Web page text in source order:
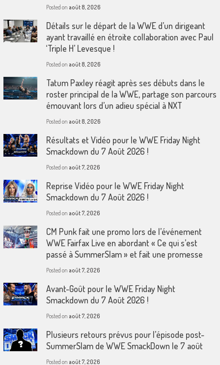
Posted on août 8, 2026
Détails sur le départ de la WWE d’un dirigeant
ayant travaillé en étroite collaboration avec Paul
‘Triple H’ Levesque !
Posted on août 8, 2026
Tatum Paxley réagit après ses débuts dans le
roster principal de la WWE, partage son parcours
émouvant lors d’un adieu spécial à NXT
Posted on août 8, 2026
Résultats et Vidéo pour le WWE Friday Night
Smackdown du 7 Août 2026 !
Posted on août 7, 2026
Reprise Vidéo pour le WWE Friday Night
Smackdown du 7 Août 2026 !
Posted on août 7, 2026
CM Punk fait une promo lors de l’événement
WWE Fairfax Live en abordant « Ce qui s’est
passé à SummerSlam » et fait une promesse
Posted on août 7, 2026
Avant-Goût pour le WWE Friday Night
Smackdown du 7 Août 2026 !
Posted on août 7, 2026
Plusieurs retours prévus pour l’épisode post-
SummerSlam de WWE SmackDown le 7 août
Posted on août 7, 2026